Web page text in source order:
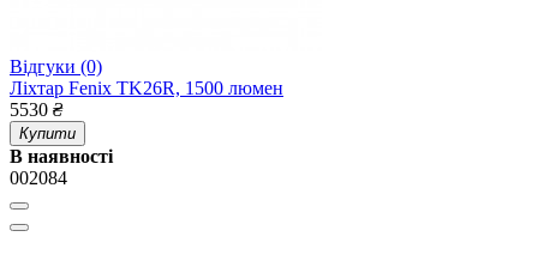
Відгуки (0)
Ліхтар Fenix TK26R, 1500 люмен
5530 ₴
Купити
В наявності
002084